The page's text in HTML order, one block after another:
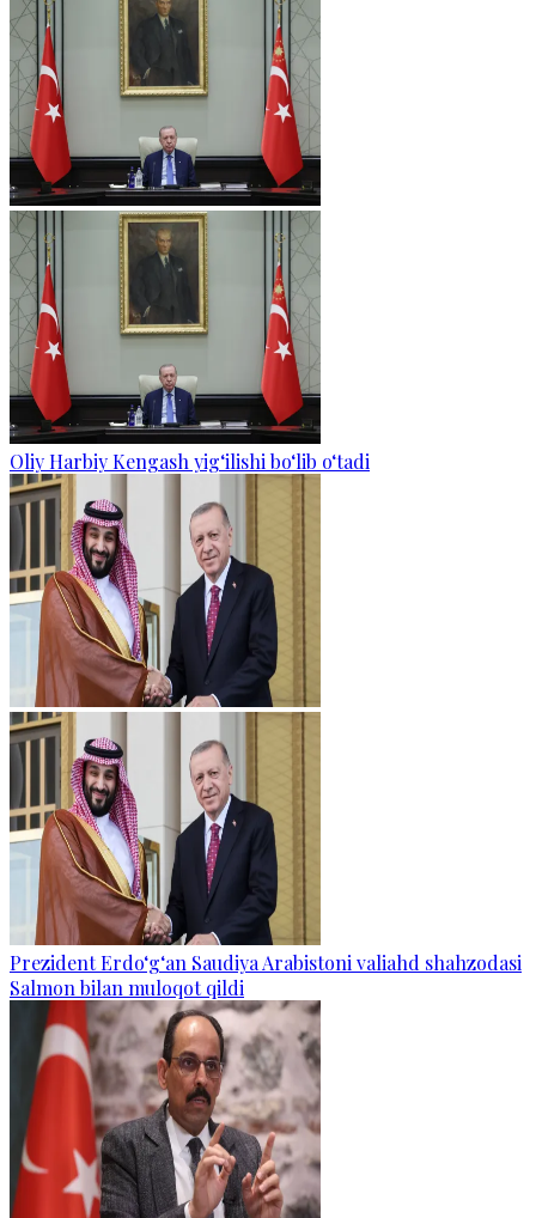
Oliy Harbiy Kengash yig‘ilishi bo‘lib o‘tadi
Prezident Erdo‘g‘an Saudiya Arabistoni valiahd shahzodasi
Salmon bilan muloqot qildi